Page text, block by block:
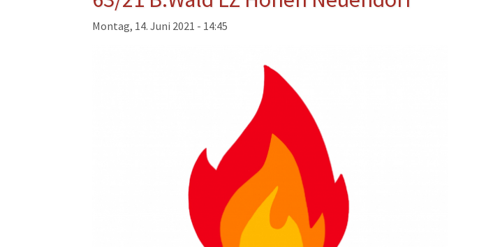
Alters- und Ehrenabteilung
Montag, 14. Juni 2021 - 14:45